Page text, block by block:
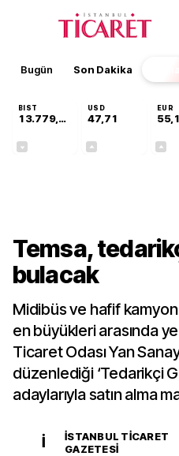
Bugün Son Dakika
BIST
13.779,39
USD
47,71
EUR
Temsa,
bulacak
Midibüs ve hafif
en büyükleri arasında
Ticaret Odası Yan
düzenlediği ‘Tedarikçi
adaylarıyla satın alma
İ
İSTANBUL TICARET
GAZETESI